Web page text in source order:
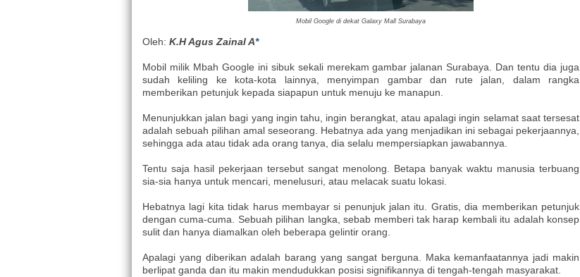
Mobil Google di dekat Galaxy Mall Surabaya
Oleh: K.H Agus Zainal A*
Mobil milik Mbah Google ini sibuk sekali merekam gambar jalanan Surabaya. Dan tentu dia juga
sudah keliling ke kota-kota lainnya, menyimpan gambar dan rute jalan, dalam rangka
memberikan petunjuk kepada siapapun untuk menuju ke manapun.
Menunjukkan jalan bagi yang ingin tahu, ingin berangkat, atau apalagi ingin selamat saat tersesat
adalah sebuah pilihan amal seseorang. Hebatnya ada yang menjadikan ini sebagai pekerjaannya,
sehingga ada atau tidak ada orang tanya, dia selalu mempersiapkan jawabannya.
Tentu saja hasil pekerjaan tersebut sangat menolong. Betapa banyak waktu manusia terbuang
sia-sia hanya untuk mencari, menelusuri, atau melacak suatu lokasi.
Hebatnya lagi kita tidak harus membayar si penunjuk jalan itu. Gratis, dia memberikan petunjuk
dengan cuma-cuma. Sebuah pilihan langka, sebab memberi tak harap kembali itu adalah konsep
sulit dan hanya diamalkan oleh beberapa gelintir orang.
Apalagi yang diberikan adalah barang yang sangat berguna. Maka kemanfaatannya jadi makin
berlipat ganda dan itu makin mendudukkan posisi signifikannya di tengah-tengah masyarakat.